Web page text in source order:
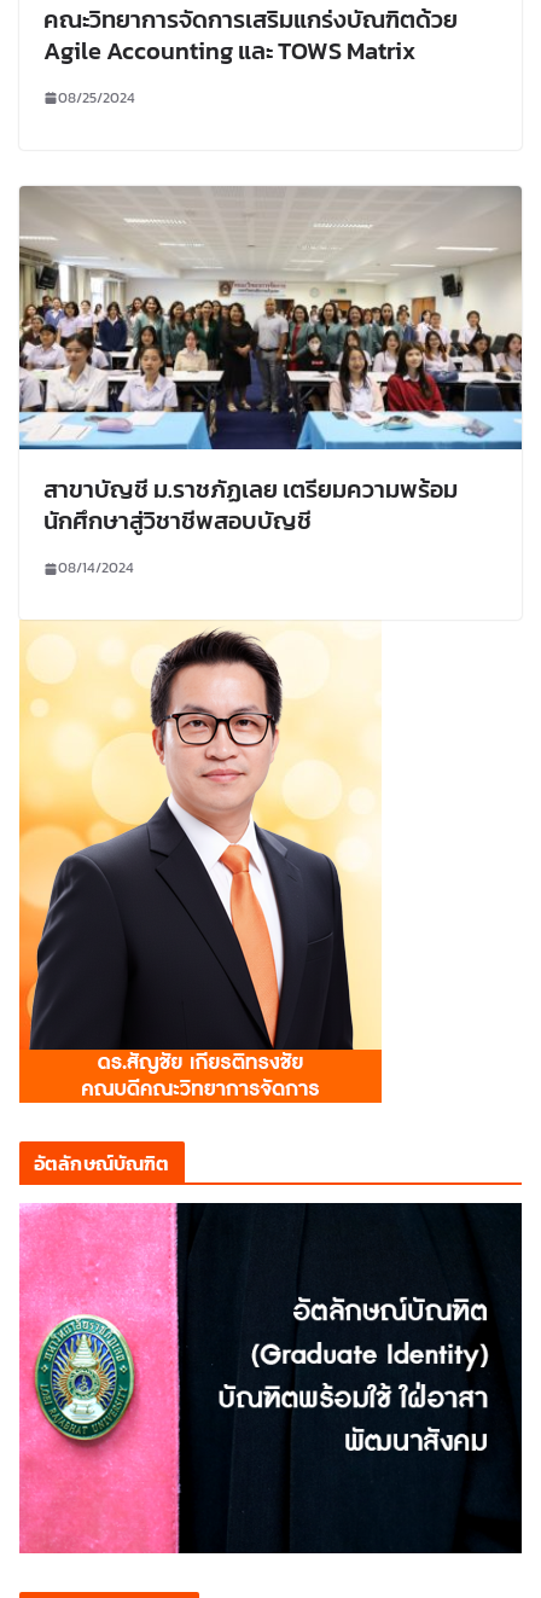
คณะวิทยาการจัดการเสริมแกร่งบัณฑิตด้วย
Agile Accounting และ TOWS Matrix
08/25/2024
สาขาบัญชี ม.ราชภัฏเลย เตรียมความพร้อม
นักศึกษาสู่วิชาชีพสอบบัญชี
08/14/2024
อัตลักษณ์บัณฑิต